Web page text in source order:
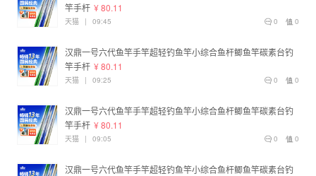
竿手杆 ¥ 80.11
0
0
天猫 | 09:45
汉鼎一号六代鱼竿手竿超轻钓鱼竿小综合鱼杆鲫鱼竿碳素台钓
竿手杆 ¥ 80.11
0
0
天猫 | 09:25
汉鼎一号六代鱼竿手竿超轻钓鱼竿小综合鱼杆鲫鱼竿碳素台钓
竿手杆 ¥ 80.11
0
0
天猫 | 09:05
汉鼎一号六代鱼竿手竿超轻钓鱼竿小综合鱼杆鲫鱼竿碳素台钓